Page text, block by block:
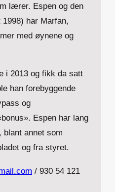
lærer. Espen og den
har Marfan,
med øynene og
i 2013 og fikk da satt
han forebyggende
og
Espen har lang
blant annet som
og fra styret.
/ 930 54 121